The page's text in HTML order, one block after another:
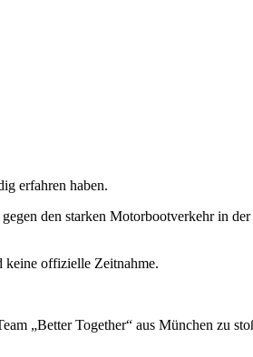
erfahren haben.
den starken Motorbootverkehr in
keine offizielle Zeitnahme.
„Better Together“ aus München zu